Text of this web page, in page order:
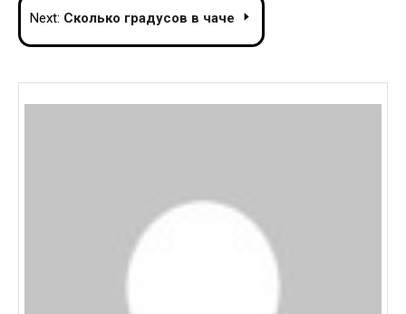
Next: Сколько градусов в чаче